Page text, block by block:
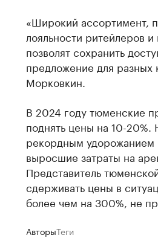
«Широкий ассортимент,
лояльности ритейлеров
позволят сохранить
предложение для разных
Морковкин.
В 2024 году тюменские
поднять цены на 10-20%.
рекордным удорожанием
выросшие затраты на
Представитель
сдерживать цены в
более чем на 300%, не
АвторыТеги